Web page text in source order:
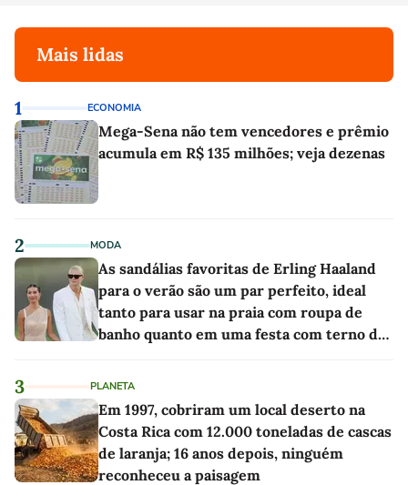
Mais lidas
1 ECONOMIA
Mega-Sena não tem vencedores e prêmio
acumula em R$ 135 milhões; veja dezenas
2 MODA
As sandálias favoritas de Erling Haaland
para o verão são um par perfeito, ideal
tanto para usar na praia com roupa de
banho quanto em uma festa com terno de
3 PLANETA
Em 1997, cobriram um local deserto na
Costa Rica com 12.000 toneladas de cascas
de laranja; 16 anos depois, ninguém
reconheceu a paisagem